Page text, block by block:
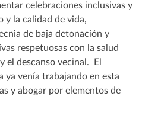
celebraciones inclusivas y
y la calidad de vida,
de baja detonación y
respetuosas con la salud
el descanso vecinal. El
ya venía trabajando en esta
y abogar por elementos de